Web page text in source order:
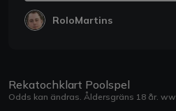
RoloMartins
Rekatochklart Poolspel
Odds kan ändras. Åldersgräns 18 år.